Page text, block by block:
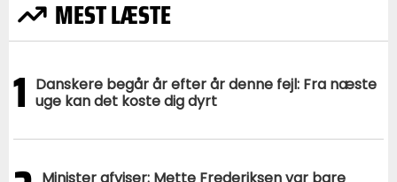
MEST LÆSTE
1 Danskere begår år efter år denne fejl: Fra næste
uge kan det koste dig dyrt
Minister afviser: Mette Frederiksen var bare